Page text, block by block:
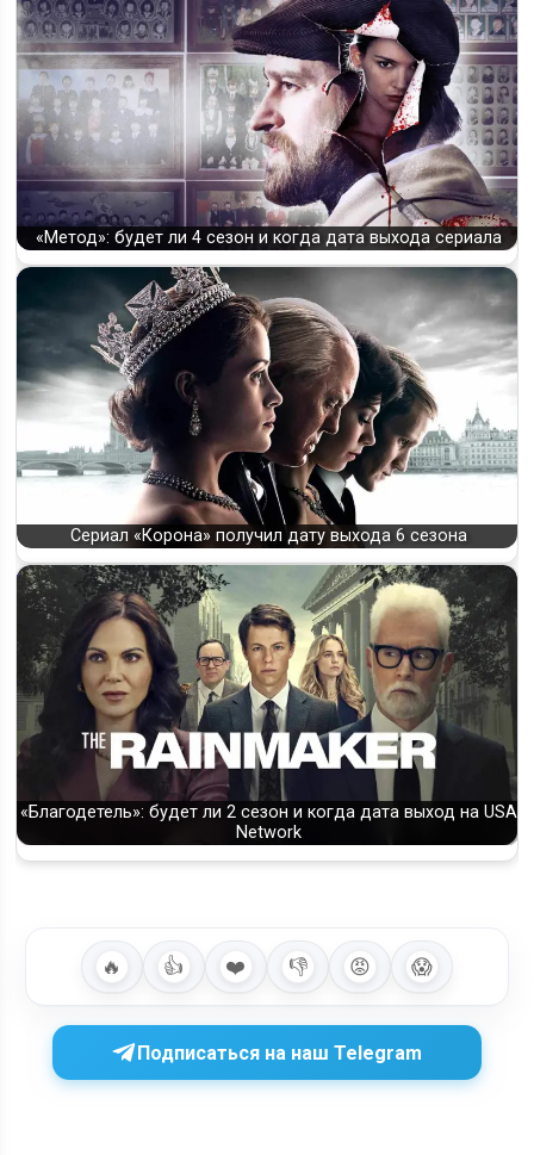
«Метод»: будет ли 4 сезон и когда дата выхода сериала
Сериал «Корона» получил дату выхода 6 сезона
«Благодетель»: будет ли 2 сезон и когда дата выход на USA
Network
🔥 👍 ❤️ 👎 😡 😱
Подписаться на наш Telegram